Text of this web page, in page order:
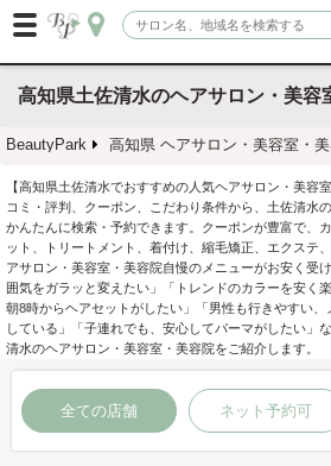
高知県土佐清水のヘアサロン・美容
BeautyPark 高知県 ヘアサロン・美容室・
【高知県土佐清水でおすすめの人気ヘアサロン・美容
コミ・評判、クーポン、こだわり条件から、土佐清水
かんたんに検索・予約できます。クーポンが豊富で、
ット、トリートメント、着付け、縮毛矯正、エクステ
アサロン・美容室・美容院自慢のメニューがお安く受
囲気をガラッと変えたい」「トレンドのカラーを安く
朝8時からヘアセットがしたい」「男性も行きやすい
している」「子連れでも、安心してパーマがしたい」
清水のヘアサロン・美容室・美容院をご紹介します。
全ての店舗 ネット予約可